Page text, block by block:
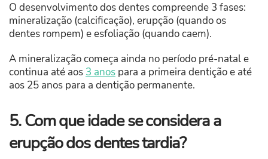
O desenvolvimento dos dentes compreende 3 fases:
mineralização (calcificação), erupção (quando os
dentes rompem) e esfoliação (quando caem).
A mineralização começa ainda no período pré-natal e
continua até aos 3 anos para a primeira dentição e até
aos 25 anos para a dentição permanente.
5. Com que idade se considera a
erupção dos dentes tardia?